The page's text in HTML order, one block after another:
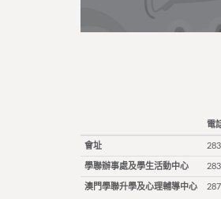
電
會址
學聯辦事處及學生活動中心
澳門學聯升學及心理輔導中心